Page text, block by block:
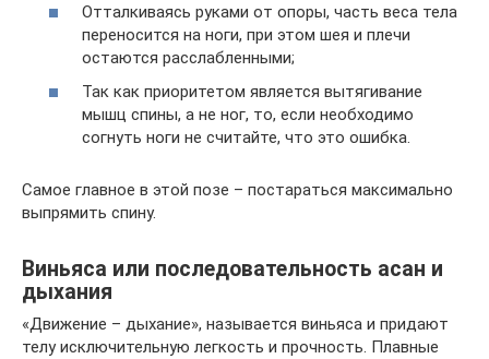
Отталкиваясь руками от опоры, часть веса тела
переносится на ноги, при этом шея и плечи
остаются расслабленными;
Так как приоритетом является вытягивание
мышц спины, а не ног, то, если необходимо
согнуть ноги не считайте, что это ошибка.
Самое главное в этой позе – постараться максимально
выпрямить спину.
Виньяса или последовательность асан и
дыхания
«Движение – дыхание», называется виньяса и придают
телу исключительную легкость и прочность. Плавные